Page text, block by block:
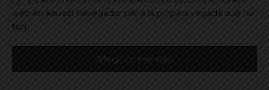
web en aquest navegador per a la propera vegada que ho
faci.